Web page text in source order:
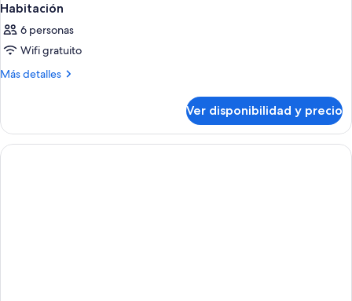
Habitación
6 personas
Wifi gratuito
Más detalles
Más
Ver disponibilidad y precio